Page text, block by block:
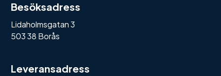
Besöksadress
Lidaholmsgatan 3
503 38 Borås
Leveransadress